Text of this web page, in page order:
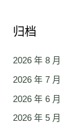
归档
2026 年 8 月
2026 年 7 月
2026 年 6 月
2026 年 5 月